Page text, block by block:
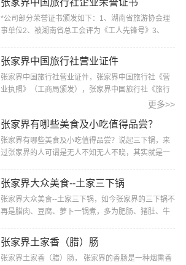
张家界中国旅行社企业荣誉证书
*公司部分荣誉证书颁发如下：1、湖南省旅游协会理
事单位2、被湖南省总工会评为《工人先锋号》3、
佳旅行···
张家界中国旅行社营业证件
张家界中国旅行社营业证件，张家界中国旅行社《营
业执照》（工商局颁发），张家界中国旅行社《旅行
更多>>
张家界有哪些美食及小吃值得品尝？
张家界有哪些美食及小吃值得品尝？说起三下锅，来
过张家界的人可谓是无人不知无人不晓，其实就是一
肠、···
张家界大众美食--土家三下锅
张家界大众美食--土家三下锅，如今张家界的三下锅不
再是腊肉、豆腐、萝卜一锅煮，多为肥肠、猪肚、牛
···
张家界土家香（腊）肠
张家界土家香（腊）肠， 张家界的香肠是一种烟熏香